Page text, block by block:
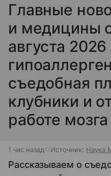
Главные
и медицины
августа 2026
съедобная
клубники и
работе мозга
1 час назад Источник: Наука
Рассказываем о